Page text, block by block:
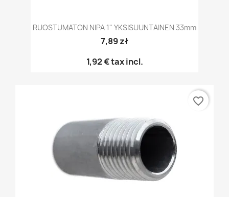
RUOSTUMATON NIPA 1" YKSISUUNTAINEN 33mm
7,89 zł
1,92 €tax incl.
favorite_border